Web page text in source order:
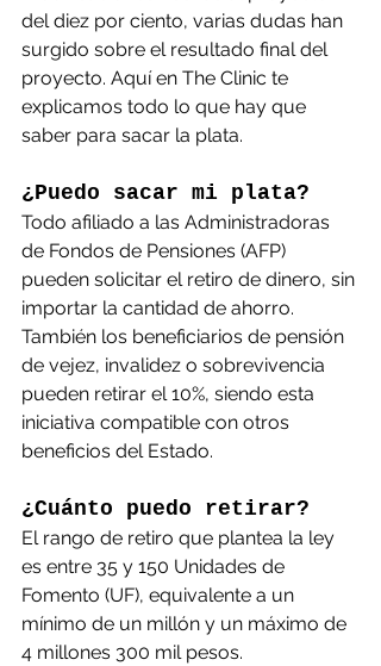
del diez por ciento, varias dudas han
surgido sobre el resultado final del
proyecto. Aquí en The Clinic te
explicamos todo lo que hay que
saber para sacar la plata.
¿Puedo sacar mi plata?
Todo afiliado a las Administradoras
de Fondos de Pensiones (AFP)
pueden solicitar el retiro de dinero, sin
importar la cantidad de ahorro.
También los beneficiarios de pensión
de vejez, invalidez o sobrevivencia
pueden retirar el 10%, siendo esta
iniciativa compatible con otros
beneficios del Estado.
¿Cuánto puedo retirar?
El rango de retiro que plantea la ley
es entre 35 y 150 Unidades de
Fomento (UF), equivalente a un
mínimo de un millón y un máximo de
4 millones 300 mil pesos.